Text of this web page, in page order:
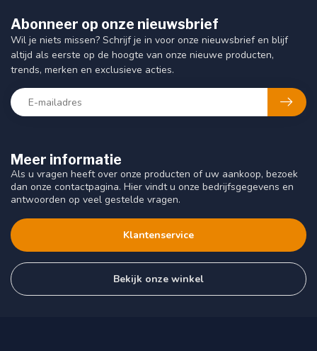
Meer informatie
Als u vragen heeft over onze producten of uw aankoop, bezoek
dan onze contactpagina. Hier vindt u onze bedrijfsgegevens en
antwoorden op veel gestelde vragen.
Klantenservice
Bekijk onze winkel
Abonneer op onze nieuwsbrief
Wil je niets missen? Schrijf je in voor onze nieuwsbrief en blijf
altijd als eerste op de hoogte van onze nieuwe producten,
trends, merken en exclusieve acties.